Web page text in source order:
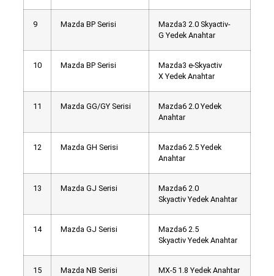
9 Mazda BP Serisi
Mazda3 2.0 Skyactiv-
G Yedek Anahtar
10 Mazda BP Serisi
Mazda3 e-Skyactiv
X Yedek Anahtar
11 Mazda GG/GY Serisi
Mazda6 2.0 Yedek
Anahtar
12 Mazda GH Serisi
Mazda6 2.5 Yedek
Anahtar
13 Mazda GJ Serisi
Mazda6 2.0
Skyactiv Yedek Anahtar
14 Mazda GJ Serisi
Mazda6 2.5
Skyactiv Yedek Anahtar
15 Mazda NB Serisi MX-5 1.8 Yedek Anahtar